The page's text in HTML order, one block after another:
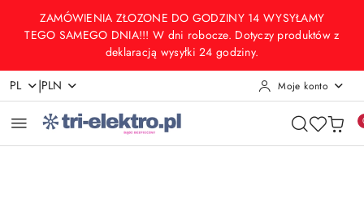
Przejdź do treści głównej
Przejdź do wyszukiwarki
Przejdź do moje konto
Przejdź do menu głównego
Przejdź do opisu produktu
Przejdź do stopki
ZAMÓWIENIA ZŁOZONE DO GODZINY 14 WYSYŁAMY
TEGO SAMEGO DNIA!!! W dni robocze. Dotyczy produktów z
deklaracją wysyłki 24 godziny.
PL |PLN Moje konto